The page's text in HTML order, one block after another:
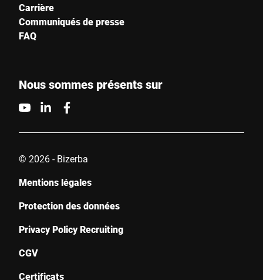
Carrière
Communiqués de presse
FAQ
Nous sommes présents sur
© 2026 - Bizerba
Mentions légales
Protection des données
Privacy Policy Recruiting
CGV
Certificats